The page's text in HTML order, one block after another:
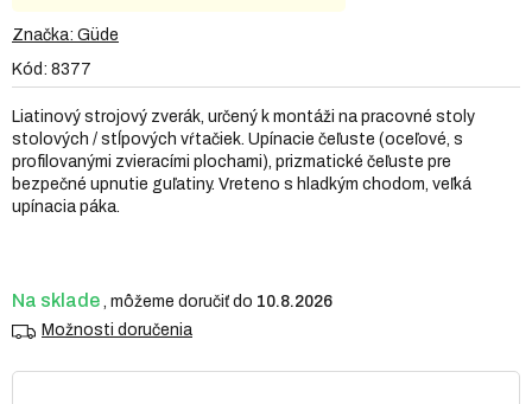
Kód: 8377
Na sklade
10.8.2026
Možnosti doručenia
Liatinový strojový zverák, určený k montáži na pracovné stoly
stolových / stĺpových vŕtačiek. Upínacie čeľuste (oceľové, s
profilovanými zvieracími plochami), prizmatické čeľuste pre
bezpečné upnutie guľatiny. Vreteno s hladkým chodom, veľká
upínacia páka.
produktu
0,0
5
hviezdičiek.
Značka: Güde